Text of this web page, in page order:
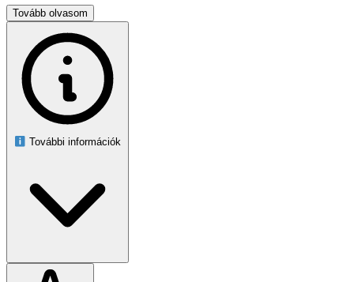
Ezzel a praktikus tartozékkal percek alatt menetkész lehet az autód,
és a szélvédő sem sérül meg a túlzott erőlködéstől. Tedd a téli
felszerelésed állandó darabjává!
Tovább olvasom
További információk